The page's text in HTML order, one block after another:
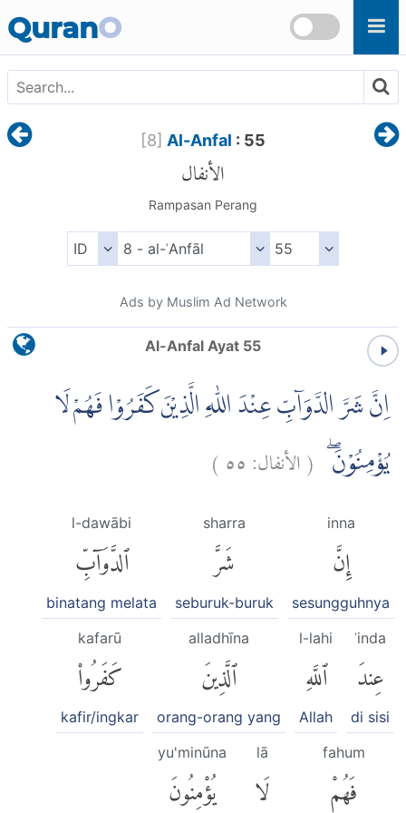
QuranO
[8] Al-Anfal : 55
الأنفال
Rampasan Perang
Ads by Muslim Ad Network
Al-Anfal Ayat 55
اِنَّ شَرَّ الدَّوَاۤبِّ عِنْدَ اللّٰهِ الَّذِيْنَ كَفَرُوْا فَهُمْ لَا
يُؤْمِنُوْنَۖ (الأنفال:٥٥)
inna
إِنَّ
sesungguhnya
sharra
شَرَّ
seburuk-buruk
l-dawābi
ٱلدَّوَآبِّ
binatang melata
ʿinda
عِندَ
di sisi
l-lahi
ٱللَّهِ
Allah
alladhīna
ٱلَّذِينَ
orang-orang yang
kafarū
كَفَرُوا۟
kafir/ingkar
fahum
فَهُمْ
lā
لَا
yu'minūna
يُؤْمِنُونَ